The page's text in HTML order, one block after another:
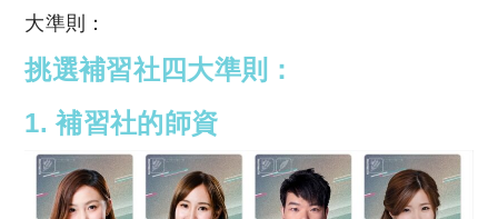
大準則：
挑選補習社四大準則：
1.補習社的師資